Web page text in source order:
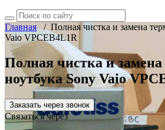
Главная/ Полная чистка и замена
Vaio VPCEB4L1R
Полная чистка и
ноутбука Sony Vaio
Заказать через звонок
Связаться через